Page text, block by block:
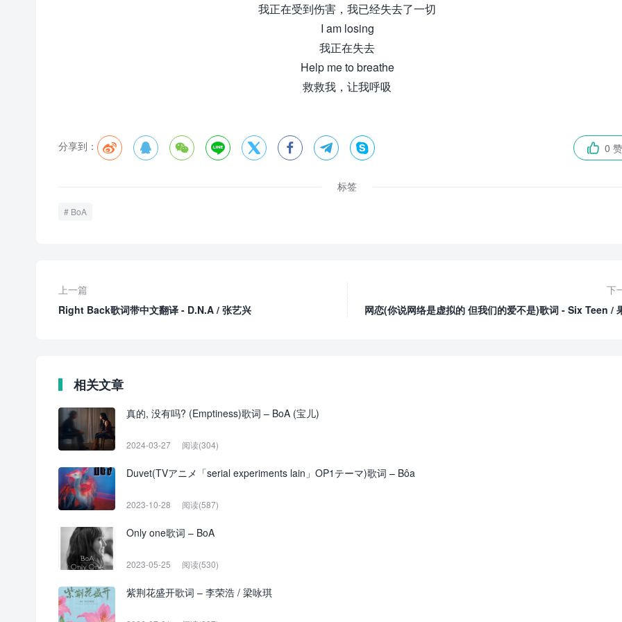
我正在受到伤害，我已经失去了一切
I am losing
我正在失去
Help me to breathe
救救我，让我呼吸
分享到：          0 赞
标签
BoA
上一篇
Right Back歌词带中文翻译 - D.N.A / 张艺兴
下
网恋(你说网络是虚拟的 但我们的爱不是)歌词 - Six Teen /
相关文章
真的, 没有吗? (Emptiness)歌词 – BoA (宝儿)
2024-03-27 阅读(304)
Duvet(TVアニメ「serial experiments lain」OP1テーマ)歌词 – Bôa
2023-10-28 阅读(587)
Only one歌词 – BoA
2023-05-25 阅读(530)
紫荆花盛开歌词 – 李荣浩 / 梁咏琪